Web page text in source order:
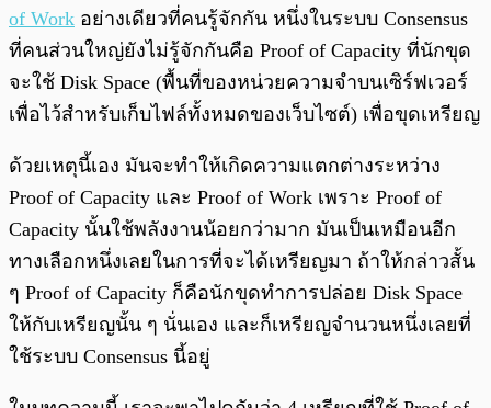
of Work อย่างเดียวที่คนรู้จักกัน หนึ่งในระบบ Consensus
ที่คนส่วนใหญ่ยังไม่รู้จักกันคือ Proof of Capacity ที่นักขุด
จะใช้ Disk Space (พื้นที่ของหน่วยความจำบนเซิร์ฟเวอร์
เพื่อไว้สำหรับเก็บไฟล์ทั้งหมดของเว็บไซต์) เพื่อขุดเหรียญ
ด้วยเหตุนี้เอง มันจะทำให้เกิดความแตกต่างระหว่าง
Proof of Capacity และ Proof of Work เพราะ Proof of
Capacity นั้นใช้พลังงานน้อยกว่ามาก มันเป็นเหมือนอีก
ทางเลือกหนึ่งเลยในการที่จะได้เหรียญมา ถ้าให้กล่าวสั้น
ๆ Proof of Capacity ก็คือนักขุดทำการปล่อย Disk Space
ให้กับเหรียญนั้น ๆ นั่นเอง และก็เหรียญจำนวนหนึ่งเลยที่
ใช้ระบบ Consensus นี้อยู่